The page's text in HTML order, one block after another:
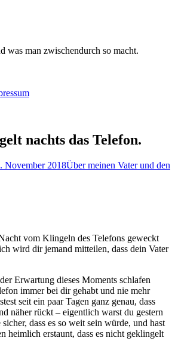
was man zwischendurch so macht.
nachts das Telefon.
November 2018Über meinen Vater und den
vom Klingeln des Telefons geweckt
wird dir jemand mitteilen, dass dein Vater
Erwartung dieses Moments schlafen
immer bei dir gehabt und nie mehr
seit ein paar Tagen ganz genau, dass
näher rückt – eigentlich warst du gestern
dass es so weit sein würde, und hast
heimlich erstaunt, dass es nicht geklingelt